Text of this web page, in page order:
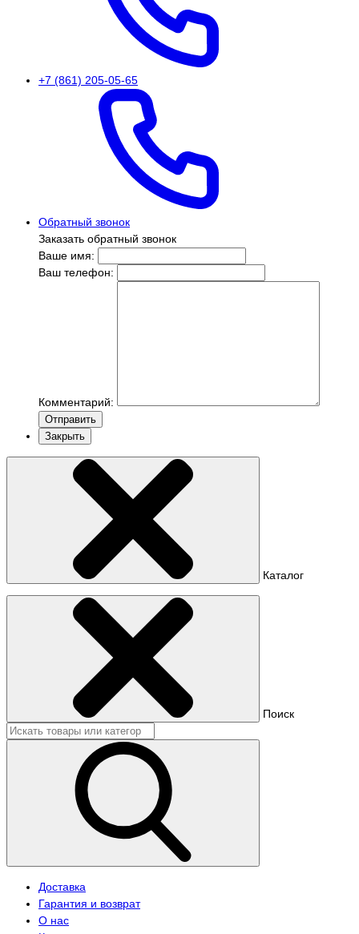
+7 (861) 205-05-65
Обратный звонок
Заказать обратный звонок
Ваше имя:
Ваш телефон:
Комментарий:
Отправить
Закрыть
Каталог
Поиск
Доставка
Гарантия и возврат
О нас